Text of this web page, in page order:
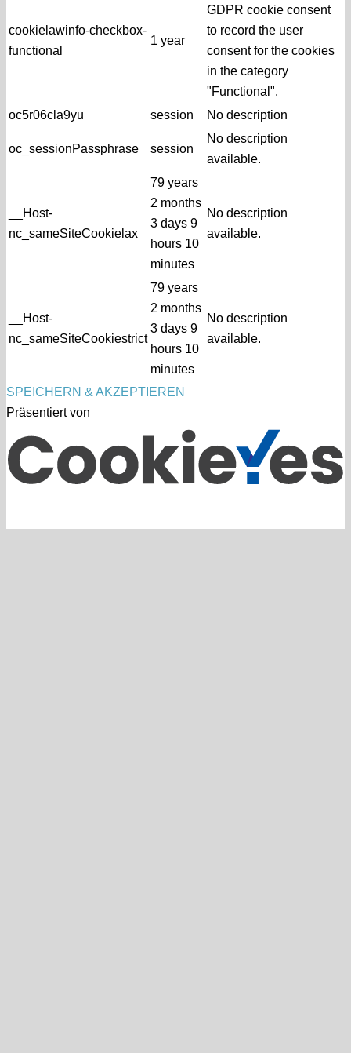
cookielawinfo-checkbox-
functional
1 year
GDPR cookie consent
to record the user
consent for the cookies
in the category
"Functional".
oc5r06cla9yu
session No description
oc_sessionPassphrase session
No description
available.
__Host-
nc_sameSiteCookielax
79 years
2 months
3 days 9
hours 10
minutes
No description
available.
__Host-
nc_sameSiteCookiestrict
79 years
2 months
3 days 9
hours 10
minutes
No description
available.
SPEICHERN & AKZEPTIEREN
Präsentiert von